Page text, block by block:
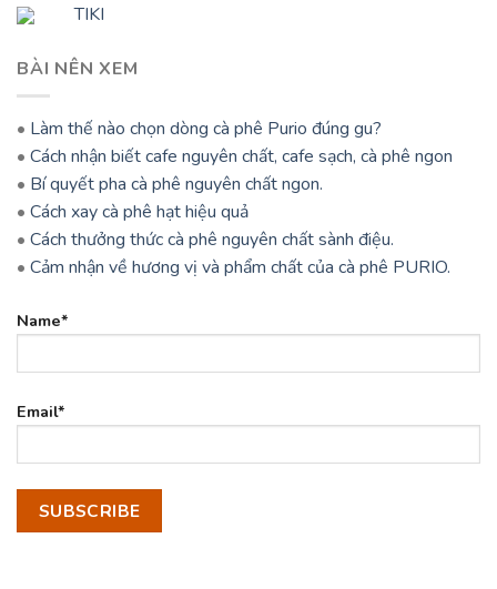
TIKI
BÀI NÊN XEM
• Làm thế nào chọn dòng cà phê Purio đúng gu?
• Cách nhận biết cafe nguyên chất, cafe sạch, cà phê ngon
• Bí quyết pha cà phê nguyên chất ngon.
• Cách xay cà phê hạt hiệu quả
• Cách thưởng thức cà phê nguyên chất sành điệu.
• Cảm nhận về hương vị và phẩm chất của cà phê PURIO.
Name*
Email*